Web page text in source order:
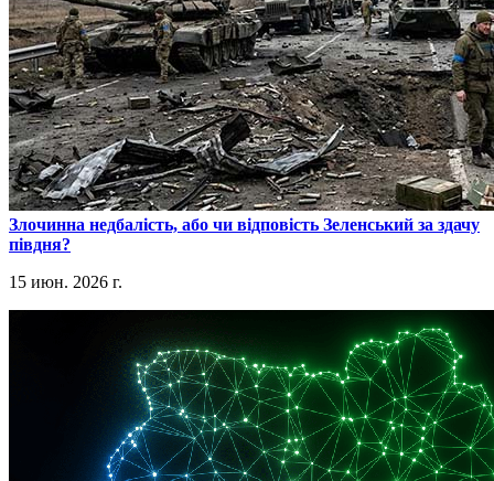
​Злочинна недбалість, або чи відповість Зеленський за здачу
півдня?
15 июн. 2026 г.